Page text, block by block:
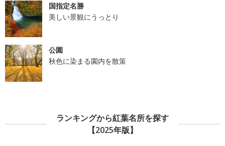
国指定名勝
美しい景観にうっとり
公園
秋色に染まる園内を散策
ランキングから紅葉名所を探す
【2025年版】